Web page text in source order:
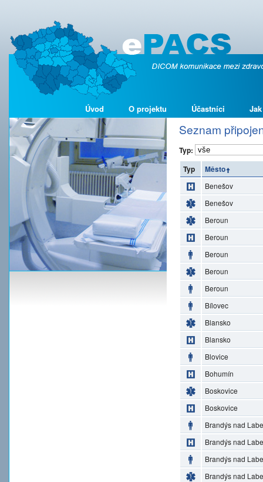
Úvod O projektu Účastníci
Seznam
Typ:
Typ
Město
Benešov
Benešov
Beroun
Beroun
Beroun
Beroun
Beroun
Bílovec
Blansko
Blansko
Blovice
Bohumín
Boskovice
Boskovice
Brandýs nad
Brandýs nad
Brandýs nad
Brandýs nad